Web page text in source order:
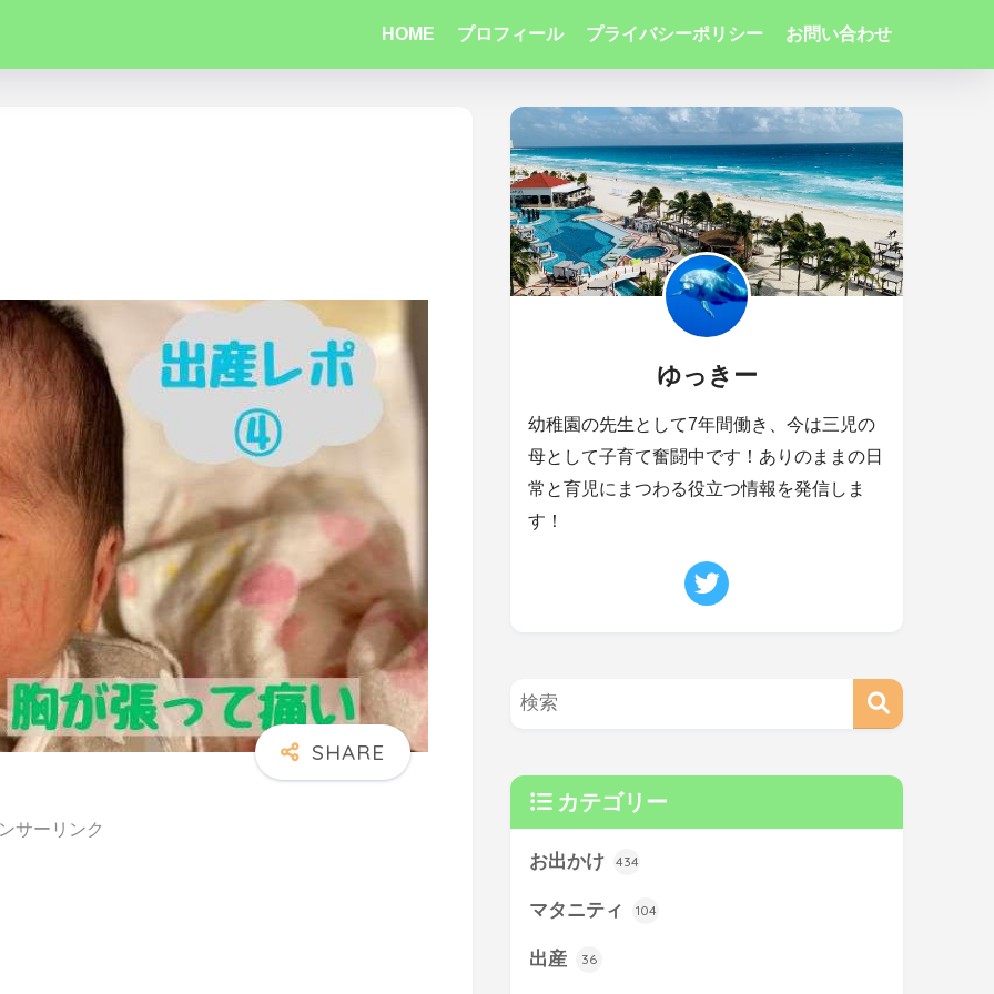
HOME プロフィール プライバシーポリシー お問い合わせ
サーリンク
ゆっきー
幼稚園の先生として7年間働き、今は三児の
母として子育て奮闘中です！ありのままの日
常と育児にまつわる役立つ情報を発信しま
す！
カテゴリー
お出かけ 434
マタニティ 104
出産 36